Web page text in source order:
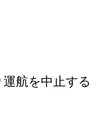
航を中止する